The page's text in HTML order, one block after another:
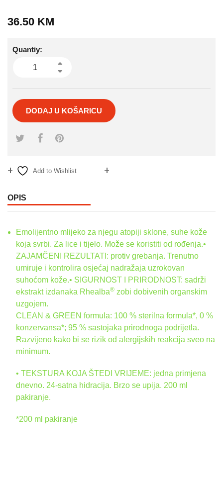
36.50 KM
Quantiy:
DODAJ U KOŠARICU
Add to Wishlist
OPIS
Emolijentno mlijeko za njegu atopiji sklone, suhe kože
koja svrbi. Za lice i tijelo. Može se koristiti od rođenja.•
ZAJAMČENI REZULTATI: protiv grebanja. Trenutno
umiruje i kontrolira osjećaj nadražaja uzrokovan
suhoćom kože.• SIGURNOST I PRIRODNOST: sadrži
ekstrakt izdanaka Rhealba® zobi dobivenih organskim
uzgojem.
CLEAN & GREEN formula: 100 % sterilna formula*, 0 %
konzervansa*; 95 % sastojaka prirodnoga podrijetla.
Razvijeno kako bi se rizik od alergijskih reakcija sveo na
minimum.
• TEKSTURA KOJA ŠTEDI VRIJEME: jedna primjena
dnevno. 24-satna hidracija. Brzo se upija. 200 ml
pakiranje.
*200 ml pakiranje